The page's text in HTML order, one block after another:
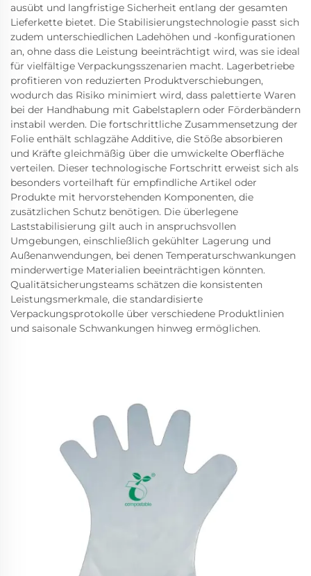
ausübt und langfristige Sicherheit entlang der gesamten
Lieferkette bietet. Die Stabilisierungstechnologie passt sich
zudem unterschiedlichen Ladehöhen und -konfigurationen
an, ohne dass die Leistung beeinträchtigt wird, was sie ideal
für vielfältige Verpackungsszenarien macht. Lagerbetriebe
profitieren von reduzierten Produktverschiebungen,
wodurch das Risiko minimiert wird, dass palettierte Waren
bei der Handhabung mit Gabelstaplern oder Förderbändern
instabil werden. Die fortschrittliche Zusammensetzung der
Folie enthält schlagzähe Additive, die Stöße absorbieren
und Kräfte gleichmäßig über die umwickelte Oberfläche
verteilen. Dieser technologische Fortschritt erweist sich als
besonders vorteilhaft für empfindliche Artikel oder
Produkte mit hervorstehenden Komponenten, die
zusätzlichen Schutz benötigen. Die überlegene
Laststabilisierung gilt auch in anspruchsvollen
Umgebungen, einschließlich gekühlter Lagerung und
Außenanwendungen, bei denen Temperaturschwankungen
minderwertige Materialien beeinträchtigen könnten.
Qualitätsicherungsteams schätzen die konsistenten
Leistungsmerkmale, die standardisierte
Verpackungsprotokolle über verschiedene Produktlinien
und saisonale Schwankungen hinweg ermöglichen.